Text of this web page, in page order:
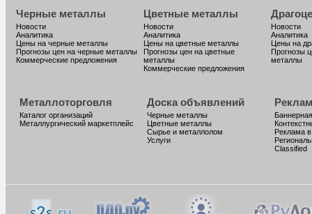
Черные металлы
Новости
Аналитика
Цены на черные металлы
Прогнозы цен на черные металлы
Коммерческие предложения
Цветные металлы
Новости
Аналитика
Цены на цветные металлы
Прогнозы цен на цветные
металлы
Коммерческие предложения
Новости
Аналитика
Цены на
Прогнозы
металлы
Металлоторговля
Каталог организаций
Металлургический маркетплейс
Доска объявлений
Черные металлы
Цветные металлы
Сырье и металлолом
Услуги
Реклама
Classified